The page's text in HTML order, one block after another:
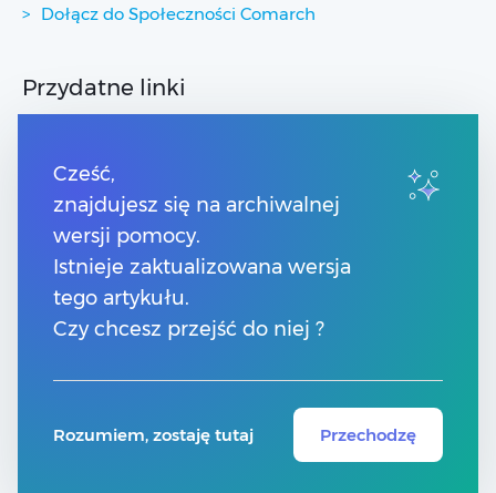
Dołącz do Społeczności Comarch
Przydatne linki
Strony dla Partnerów
Pomoc Comarch Betterfly
Pomoc Comarch e-Sklep
Pomoc Comarch HRM
Pomoc Optima w chmurze
Kontakt
Cześć,
znajdujesz się na archiwalnej
wersji pomocy.
Istnieje zaktualizowana wersja
tego artykułu.
Czy chcesz przejść do niej ?
Rozumiem, zostaję tutaj Przechodzę